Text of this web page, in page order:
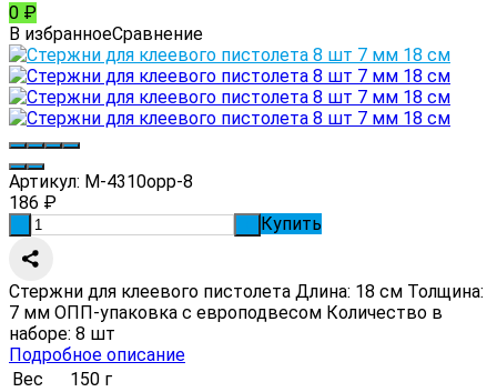
0 ₽
В избранноеСравнение
Артикул: M-4310opp-8
186 ₽
Купить
Стержни для клеевого пистолета Длина: 18 см Толщина:
7 мм ОПП-упаковка с европодвесом Количество в
наборе: 8 шт
Подробное описание
Вес
150 г